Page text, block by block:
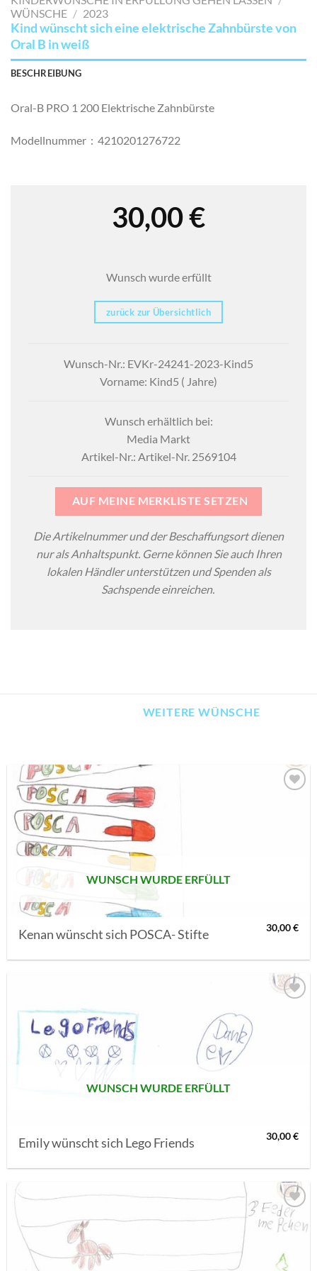
SETZEN
WÜNSCHE / 2023
Kind wünscht sich eine elektrische Zahnbürste von
Oral B in weiß
BESCHREIBUNG
Oral-B PRO 1 200 Elektrische Zahnbürste
Modellnummer ‏ : ‎ 4210201276722
30,00€
Wunsch wurde erfüllt
zurück zur Übersichtlich
Wunsch-Nr.: EVKr-24241-2023-Kind5
Vorname: Kind5 ( Jahre)
Wunsch erhältlich bei:
Media Markt
Artikel-Nr.: Artikel-Nr. 2569104
AUF MEINE MERKLISTE SETZEN
Die Artikelnummer und der Beschaffungsort dienen
nur als Anhaltspunkt. Gerne können Sie auch Ihren
lokalen Händler unterstützen und Spenden als
Sachspende einreichen.
WEITERE WÜNSCHE
WUNSCH WURDE ERFÜLLT
Kenan wünscht sich POSCA- Stifte 30,00€
MERKLISTE
SETZEN
WUNSCH WURDE ERFÜLLT
Emily wünscht sich Lego Friends 30,00€
AUF MEINE
MERKLISTE